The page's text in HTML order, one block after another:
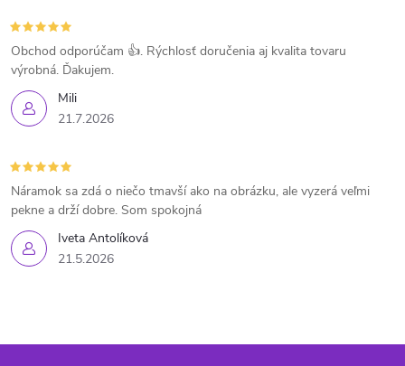
Mili
21.7.2026
Obchod odporúčam 👍. Rýchlosť doručenia aj kvalita tovaru
výrobná. Ďakujem.
Iveta Antolíková
21.5.2026
Náramok sa zdá o niečo tmavší ako na obrázku, ale vyzerá veľmi
pekne a drží dobre. Som spokojná